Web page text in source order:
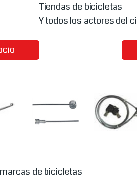
Tiendas de bicicletas
Y todos los actores del
de bicicletas